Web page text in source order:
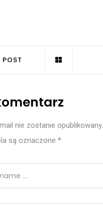
POST
nie zostanie opublikowany.
są oznaczone *